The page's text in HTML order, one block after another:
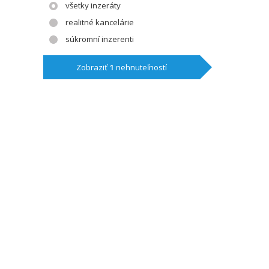
všetky inzeráty
realitné kancelárie
súkromní inzerenti
Zobraziť1 nehnuteľností